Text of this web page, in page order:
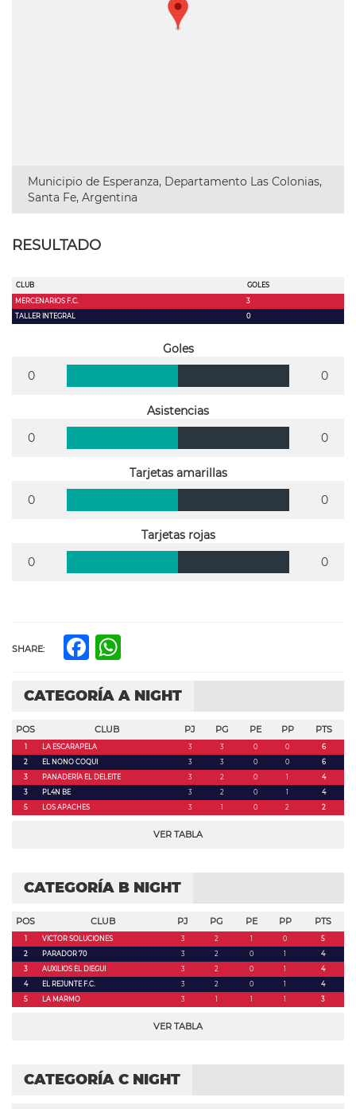
Municipio de Esperanza, Departamento Las Colonias,
Santa Fe, Argentina
RESULTADO
CLUB
GOLES
MERCENARIOS F.C.
3
TALLER INTEGRAL
0
Goles
0
0
Asistencias
0
0
Tarjetas amarillas
0
0
Tarjetas rojas
0
0
SHARE: Facebook
CATEGORÍA A NIGHT
POS CLUB PJ PG PE PP PTS
1 LA ESCARAPELA 3 3 0 0
6
2
EL NONO COQUI 3 3 0 0
6
3
PANADERÍA EL DELEITE 3 2 0 1
4
3
PL4N BE 3 2 0 1
4
5
LOS APACHES 3 1 0 2 2
VER TABLA
CATEGORÍA B NIGHT
POS CLUB PJ PG PE PP PTS
1 VICTOR SOLUCIONES 3 2 1 0
5
2
PARADOR 70 3 2 0 1
4
3
AUXILIOS EL DIEGUI 3 2 0 1
4
4
EL REJUNTE F.C. 3 2 0 1
4
5
LA MARMO 3 1 1 1 3
VER TABLA
CATEGORÍA C NIGHT